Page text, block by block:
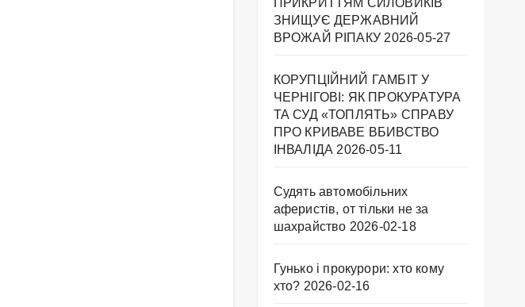
ПРИКРИТТЯМ СИЛОВИКІВ
ЗНИЩУЄ ДЕРЖАВНИЙ
ВРОЖАЙ РІПАКУ ​ 2026-05-27
КОРУПЦІЙНИЙ ГАМБІТ У
ЧЕРНІГОВІ: ЯК ПРОКУРАТУРА
ТА СУД «ТОПЛЯТЬ» СПРАВУ
ПРО КРИВАВЕ ВБИВСТВО
ІНВАЛІДА 2026-05-11
Судять автомобільних
аферистів, от тільки не за
шахрайство 2026-02-18
Гунько і прокурори: хто кому
хто? 2026-02-16